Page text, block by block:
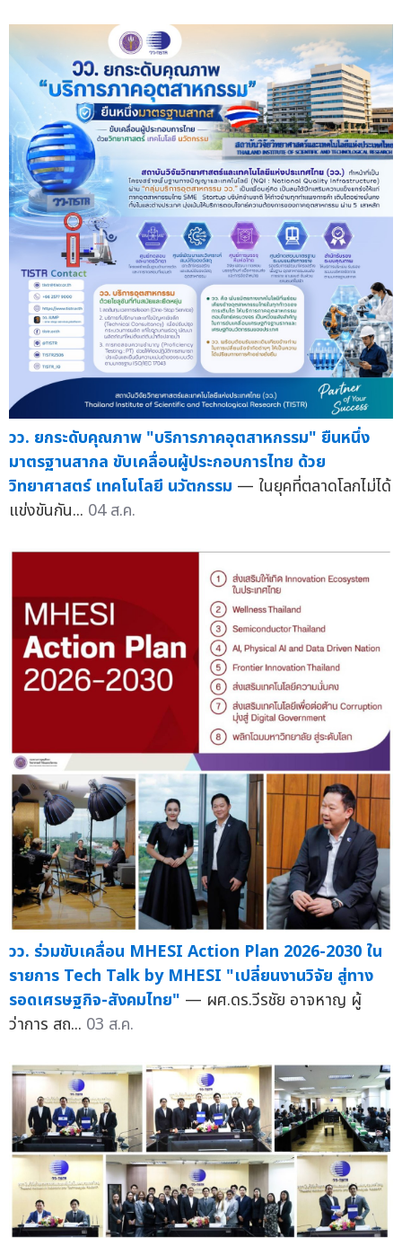
วว. ยกระดับคุณภาพ "บริการภาคอุตสาหกรรม" ยืนหนึ่ง
มาตรฐานสากล ขับเคลื่อนผู้ประกอบการไทย ด้วย
วิทยาศาสตร์ เทคโนโลยี นวัตกรรม — ในยุคที่ตลาดโลกไม่ได้
แข่งขันกัน... 04 ส.ค.
วว. ร่วมขับเคลื่อน MHESI Action Plan 2026-2030 ใน
รายการ Tech Talk by MHESI "เปลี่ยนงานวิจัย สู่ทาง
รอดเศรษฐกิจ-สังคมไทย" — ผศ.ดร.วีรชัย อาจหาญ ผู้
ว่าการ สถ... 03 ส.ค.